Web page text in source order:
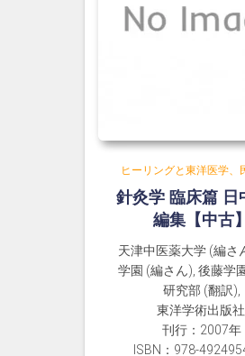
ヒーリングと東洋医学、
針灸学 臨床篇 日
編集【中古】
天津中医薬大学 (編さ
学園 (編さん), 後藤学
研究部 (翻訳),
東洋学術出版社,
刊行：2007年
ISBN：978-